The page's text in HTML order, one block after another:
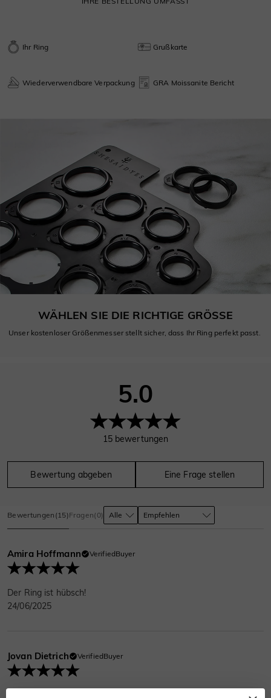
Ihr Ring Grußkarte
Wiederverwendbare Verpackung GRA Moissanite Bericht
WÄHLEN SIE DIE RICHTIGE GRÖSSE
Unser kostenloser Größenmesser stellt sicher, dass Ihr Ring perfekt passt.
5.0
15 bewertungen
Bewertung abgeben Eine Frage stellen
Bewertungen ( 15)Fragen( 0)
Amira Hoffmann VerifiedBuyer
Der Ring ist hübsch!
24/06/2025
Jovan Dietrich VerifiedBuyer